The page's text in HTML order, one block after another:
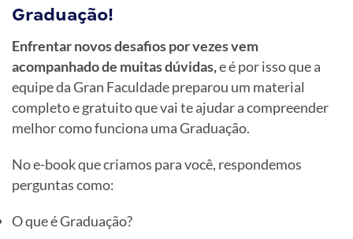
Graduação!
Enfrentar novos desafios por vezes vem
acompanhado de muitas dúvidas,e é por isso que a
equipe da Gran Faculdade preparou um material
completo e gratuito que vai te ajudar a compreender
melhor como funciona uma Graduação.
No e-book que criamos para você, respondemos
perguntas como:
O que é Graduação?